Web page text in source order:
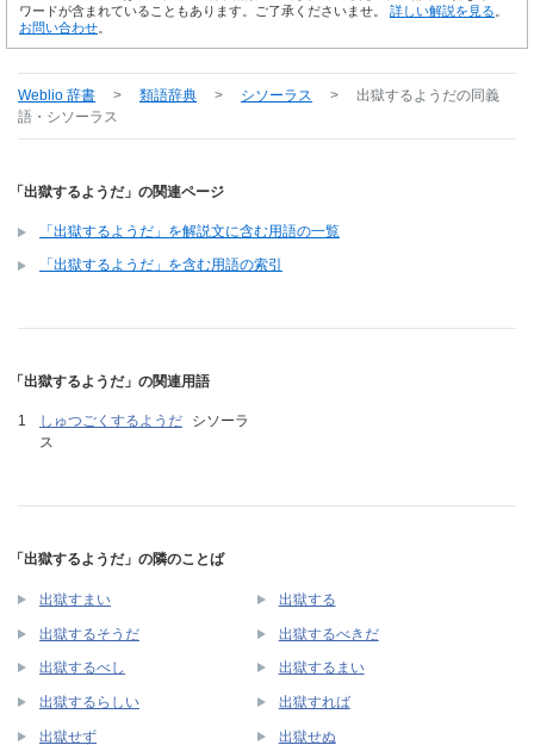
ワードが含まれていることもあります。ご了承くださいませ。 詳しい解説を見る
お問い合わせ
Weblio 辞書 > 類語辞典 > シソーラス > 出獄するようだの同義
語・シソーラス
「出獄するようだ」の関連ページ
「出獄するようだ」を解説文に含む用語の一覧
「出獄するようだ」を含む用語の索引
「出獄するようだ」の関連用語
しゅつごくするようだ
シソーラ
ス
「出獄するようだ」の隣のことば
出獄すまい 出獄する
出獄するそうだ 出獄するべきだ
出獄するべし 出獄するまい
出獄するらしい 出獄すれば
出獄せず 出獄せぬ